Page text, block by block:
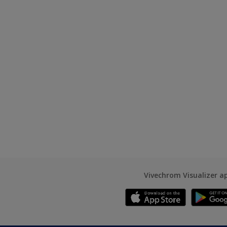
Vivechrom Visualizer